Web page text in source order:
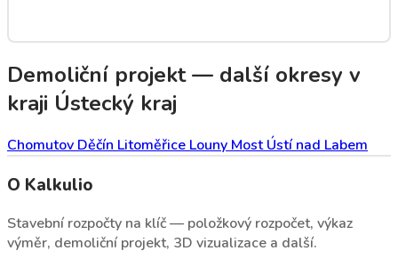
Demoliční projekt — další okresy v
kraji Ústecký kraj
Chomutov Děčín Litoměřice Louny MostÚstí nad Labem
O Kalkulio
Stavební rozpočty na klíč — položkový rozpočet, výkaz
výměr, demoliční projekt, 3D vizualizace a další.